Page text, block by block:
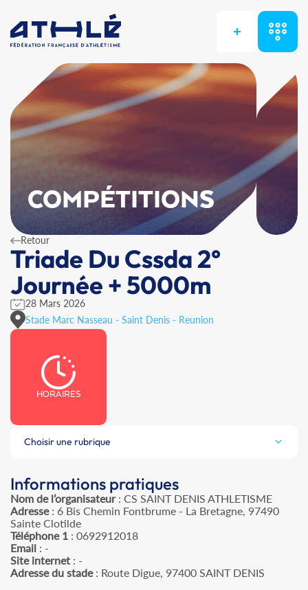
+
COMPÉTITIONS
Retour
Triade Du Cssda 2°
Journée + 5000m
28 Mars 2026
Stade Marc Nasseau - Saint Denis - Reunion
HORAIRES
Choisir une rubrique
Informations pratiques
Nom de l’organisateur: CS SAINT DENIS ATHLETISME
Adresse: 6 Bis Chemin Fontbrume - La Bretagne, 97490
Sainte Clotilde
Téléphone 1 : 0692912018
Email : -
Site internet : -
Adresse du stade: Route Digue, 97400 SAINT DENIS